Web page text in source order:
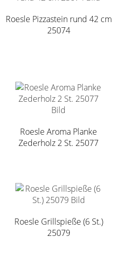
Roesle Pizzastein rund 42 cm
25074
Roesle Aroma Planke
Zederholz 2 St. 25077
Roesle Grillspieße (6 St.)
25079